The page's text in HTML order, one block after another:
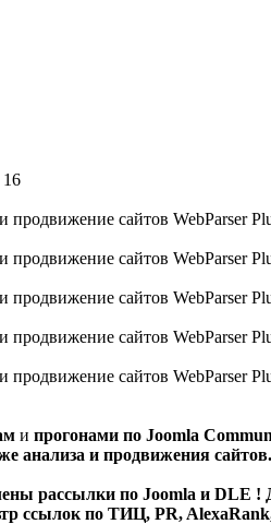
16
и прогонами по Joomla
анализа и продвижения сайтов.
рассылки по Joomla и DLE !
ссылок по ТИЦ, PR,